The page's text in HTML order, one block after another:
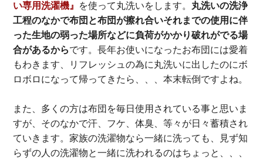
い専用洗濯機』 を使って丸洗いをします。 丸洗いの洗浄
工程のなかで布団と布団が擦れ合いそれまでの使用に伴
った生地の弱った場所などに負荷がかかり破れがでる場
合があるからです。長年お使いになったお布団には愛着
もわきます、リフレッシュの為に丸洗いに出したのにボ
ロボロになって帰ってきたら、、、本末転倒ですよね。
また、多くの方は布団を毎日使用されている事と思いま
すが、そのなかで汗、フケ、体臭、等々が日々蓄積され
ていきます。家族の洗濯物なら一緒に洗っても、見ず知
らずの人の洗濯物と一緒に洗われるのはちょっと、、、